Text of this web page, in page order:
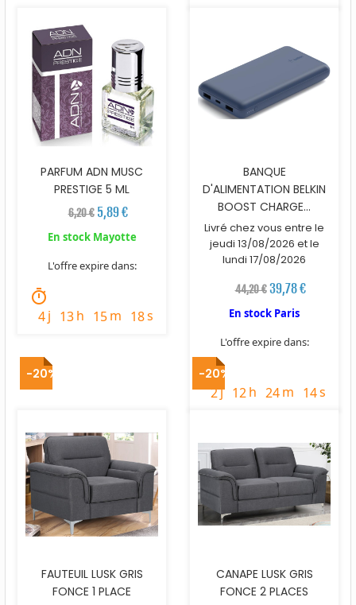
PARFUM ADN MUSC
PRESTIGE 5 ML
6,20 € 5,89 €
En stock Mayotte
L'offre expire dans:
timer
4j 13h 15m 17s
BANQUE
D'ALIMENTATION BELKIN
BOOST CHARGE...
Livré chez vous entre le
jeudi 13/08/2026 et le
lundi 17/08/2026
44,20 € 39,78 €
En stock Paris
L'offre expire dans:
timer
2j 12h 24m 13s
-20%
FAUTEUIL LUSK GRIS
FONCE 1 PLACE
-20%
CANAPE LUSK GRIS
FONCE 2 PLACES